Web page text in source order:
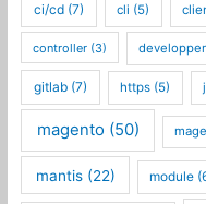
ci/cd (7) cli (5)
controller (3)
gitlab (7) https (5)
magento (50)
mantis(22) module